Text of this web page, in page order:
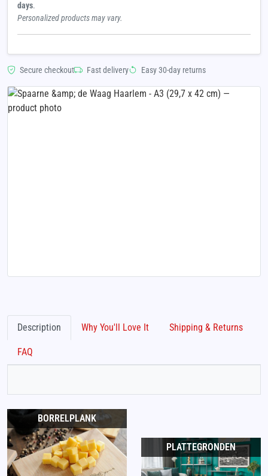
days.
Personalized products may vary.
Secure checkout Fast delivery Easy 30-day returns
Description Why You'll Love It Shipping & Returns
FAQ
BORRELPLANK
PLATTEGRONDEN